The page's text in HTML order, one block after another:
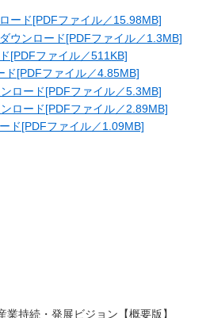
ード[PDFファイル／15.98MB]
ウンロード[PDFファイル／1.3MB]
[PDFファイル／511KB]
ド[PDFファイル／4.85MB]
ロード[PDFファイル／5.3MB]
ロード[PDFファイル／2.89MB]
ド[PDFファイル／1.09MB]
業持続・発展ビジョン【概要版】